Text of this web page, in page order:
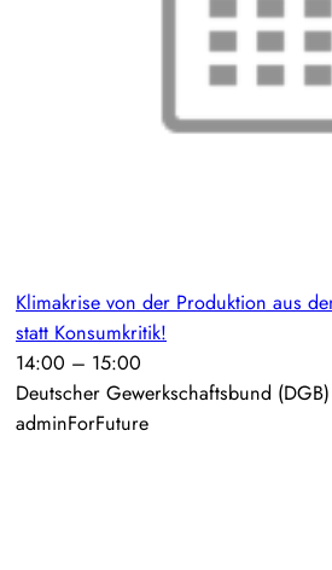
Klimakrise von der Produktion aus
statt Konsumkritik!
14:00 – 15:00
Deutscher Gewerkschaftsbund
adminForFuture